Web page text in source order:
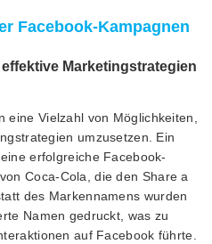
Facebook-Kampagnen
Marketingstrategien
eine Vielzahl von Möglichkeiten,
umzusetzen. Ein
erfolgreiche Facebook-
Coca-Cola, die den Share a
des Markennamens wurden
Namen gedruckt, was zu
auf Facebook führte.